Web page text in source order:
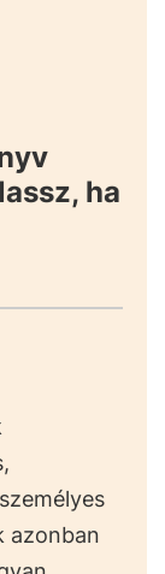
ha
azonban